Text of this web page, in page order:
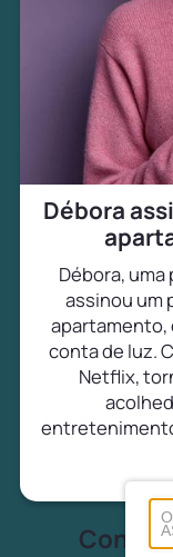
Débora
Débora,
assinou um
apartamento,
conta de luz.
Netflix,